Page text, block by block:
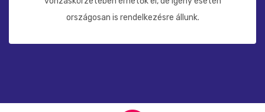
országosan is rendelkezésre állunk.